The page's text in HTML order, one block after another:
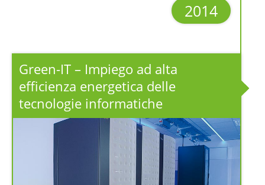
2014
Green-IT – Impiego ad alta
efficienza energetica delle
tecnologie informatiche